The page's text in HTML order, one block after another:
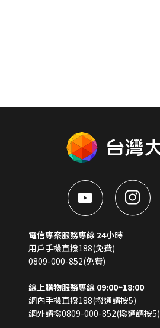
電信專案服務專線 24小時
用戶手機直撥188(免費)
0809-000-852(免費)
線上購物服務專線 09:00~18:00
網內手機直撥188(撥通請按5)
網外請撥0809-000-852(撥通請按5)